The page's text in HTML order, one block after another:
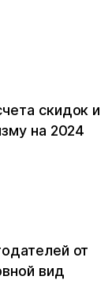
скидок и
на 2024
от
вид